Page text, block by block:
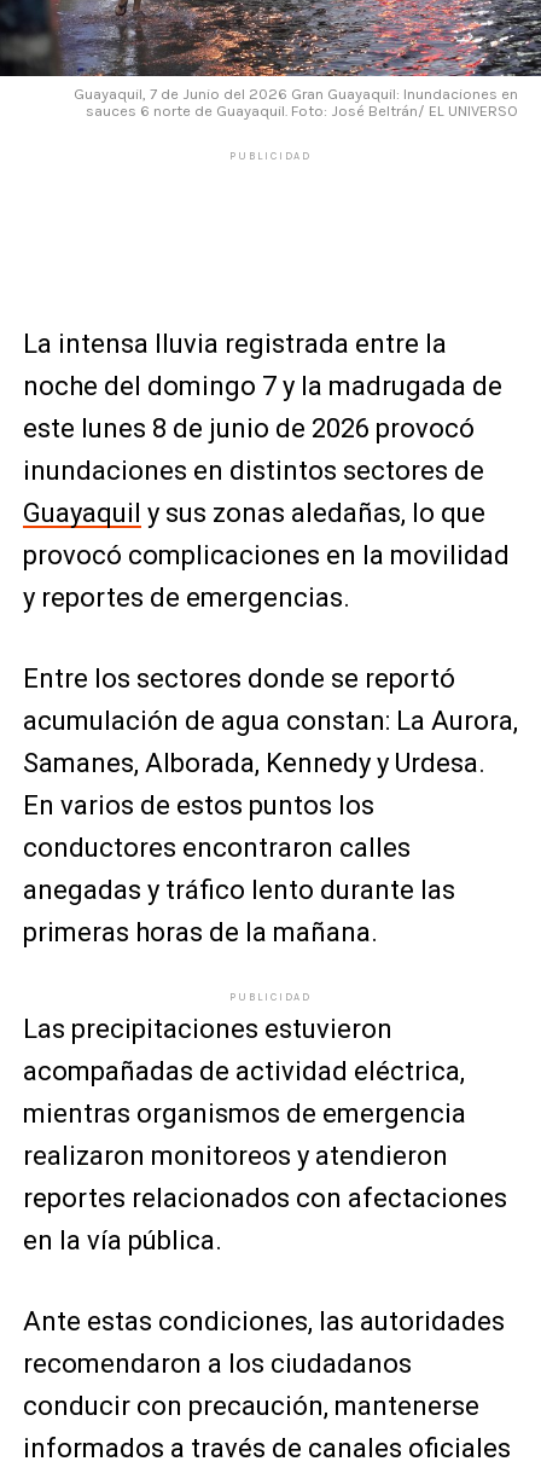
Guayaquil, 7 de Junio del 2026 Gran Guayaquil: Inundaciones en
sauces 6 norte de Guayaquil. Foto: José Beltrán/ EL UNIVERSO
PUBLICIDAD
La intensa lluvia registrada entre la
noche del domingo 7 y la madrugada de
este lunes 8 de junio de 2026 provocó
inundaciones en distintos sectores de
Guayaquil y sus zonas aledañas, lo que
provocó complicaciones en la movilidad
y reportes de emergencias.
Entre los sectores donde se reportó
acumulación de agua constan: La Aurora,
Samanes, Alborada, Kennedy y Urdesa.
En varios de estos puntos los
conductores encontraron calles
anegadas y tráfico lento durante las
primeras horas de la mañana.
PUBLICIDAD
Las precipitaciones estuvieron
acompañadas de actividad eléctrica,
mientras organismos de emergencia
realizaron monitoreos y atendieron
reportes relacionados con afectaciones
en la vía pública.
Ante estas condiciones, las autoridades
recomendaron a los ciudadanos
conducir con precaución, mantenerse
informados a través de canales oficiales